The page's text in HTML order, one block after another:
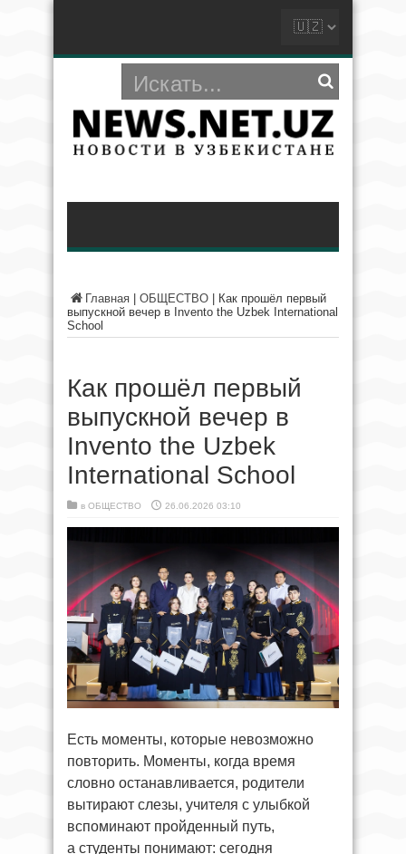
Главная ОБЩЕСТВО
Как прошёл первый
выпускной вечер в Invento the Uzbek International
School
Как прошёл первый
выпускной вечер в
Invento the Uzbek
International School
в ОБЩЕСТВО 26.06.2026 03:10
Есть моменты, которые невозможно
повторить. Моменты, когда время
словно останавливается, родители
вытирают слезы, учителя с улыбкой
вспоминают пройденный путь,
а студенты понимают: сегодня